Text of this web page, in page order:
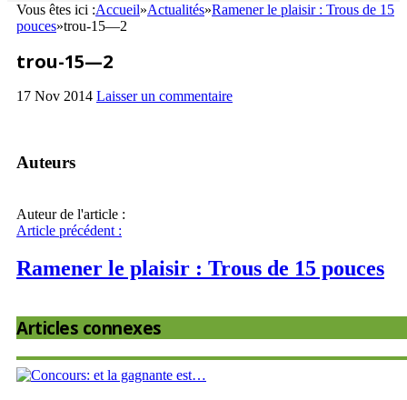
Vous êtes ici :Accueil»Actualités»Ramener le plaisir : Trous de 15
pouces»trou-15—2
trou-15—2
17 Nov 2014 Laisser un commentaire
Auteurs
Auteur de l'article :
Article précédent :
Ramener le plaisir : Trous de 15 pouces
Articles connexes